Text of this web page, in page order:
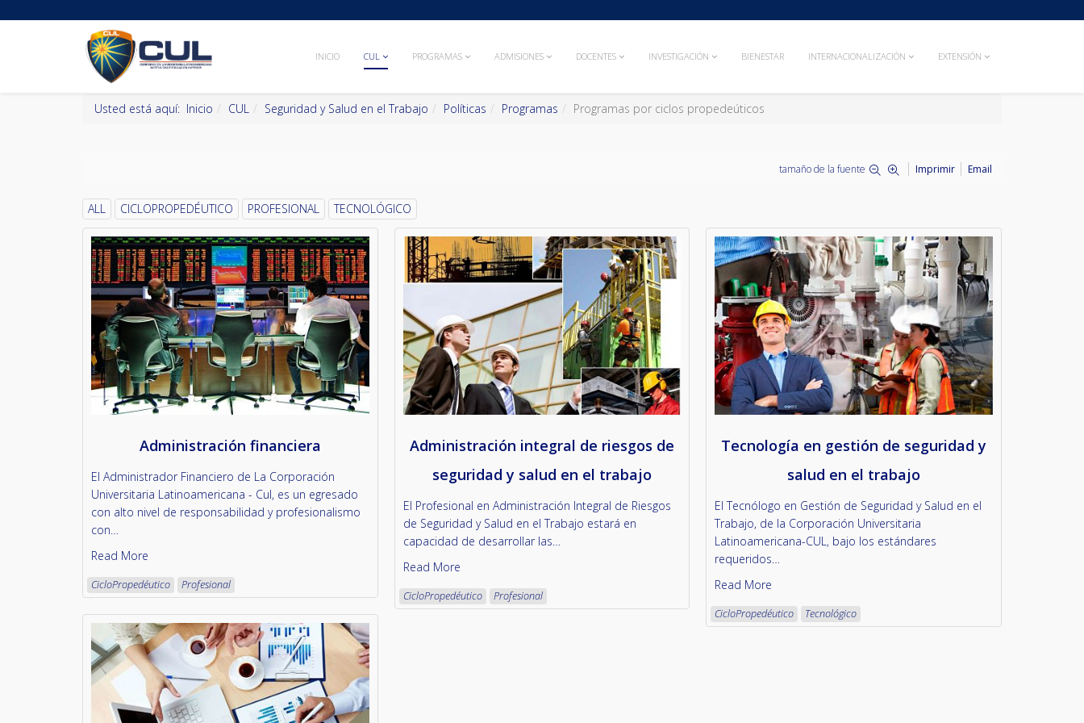
INICIO CUL PROGRAMAS ADMISIONES DOCENTES INVESTIGACIÓN BIENESTAR INTERNACIONALIZACIÓN EXTENSIÓN
Usted está aquí: Inicio CUL Seguridad y Salud en el Trabajo Políticas Programas Programas por ciclos propedeúticos
tamaño de la fuente Imprimir Email
ALL CICLOPROPEDÉUTICO PROFESIONAL TECNOLÓGICO
Administración financiera
El Administrador Financiero de La Corporación
Universitaria Latinoamericana - Cul, es un egresado
con alto nivel de responsabilidad y profesionalismo
con…
Read More
CicloPropedéutico Profesional
Administración integral de riesgos de
seguridad y salud en el trabajo
El Profesional en Administración Integral de Riesgos
de Seguridad y Salud en el Trabajo estará en
capacidad de desarrollar las…
Read More
CicloPropedéutico Profesional
Tecnología en gestión de seguridad y
salud en el trabajo
El Tecnólogo en Gestión de Seguridad y Salud en el
Trabajo, de la Corporación Universitaria
Latinoamericana-CUL, bajo los estándares
requeridos…
Read More
CicloPropedéutico Tecnológico